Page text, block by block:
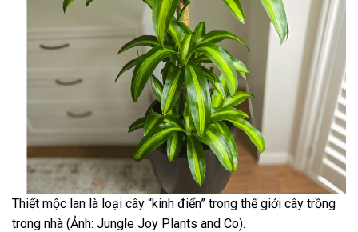
Thiết mộc lan là loại cây “kinh điển” trong thế giới cây trồng
trong nhà (Ảnh: Jungle Joy Plants and Co).